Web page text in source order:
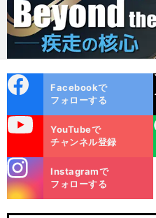
ok
Facebookで
フォローする
YouTubeで
チャンネル登録
LINE
m
Instagramで
フォローする